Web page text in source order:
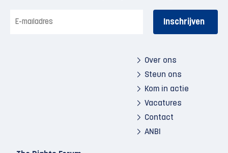
mailadres
Over ons
Steun ons
Kom in actie
Vacatures
Contact
ANBI